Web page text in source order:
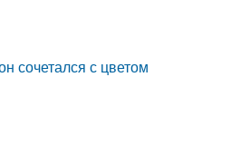
сочетался с цветом